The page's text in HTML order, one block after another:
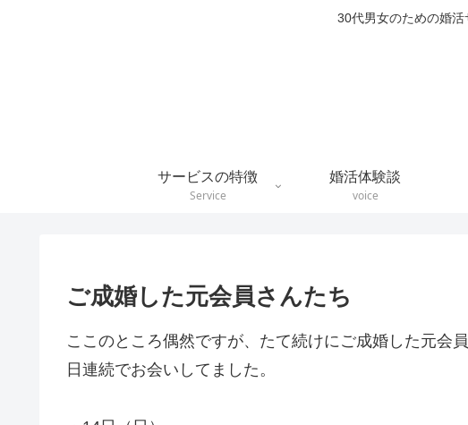
30代男女のための婚
サービスの特徴
Service
婚活体験談
voice
ご成婚した元会員さんたち
ここのところ偶然ですが、たて続けにご成婚した元会
日連続でお会いしてました。